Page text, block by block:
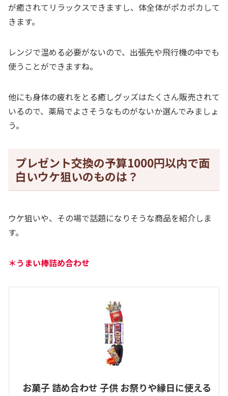
が癒されてリラックスできますし、体全体がポカポカして
きます。
レンジで温める必要がないので、出張先や飛行機の中でも
使うことができますね。
他にも身体の疲れをとる癒しグッズはたくさん販売されて
いるので、薬局でよさそうなものがないか選んでみましょ
う。
プレゼント交換の予算1000円以内で面
白いウケ狙いのものは？
ウケ狙いや、その場で話題になりそうな商品を紹介しま
す。
＊うまい棒詰め合わせ
お菓子 詰め合わせ 子供 お祭りや縁日に使える